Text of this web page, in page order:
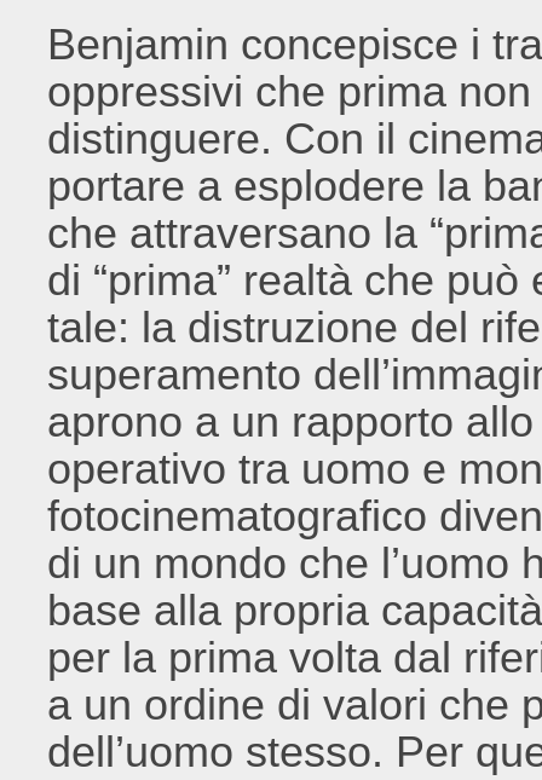
Benjamin concepisce i
oppressivi che prima
distinguere. Con il
portare a esplodere la
che attraversano la
di “prima” realtà che
tale: la distruzione del
superamento
aprono a un rapporto
operativo tra uomo e
fotocinematografico
di un mondo che l’uomo
base alla propria
per la prima volta dal
a un ordine di valori che
dell’uomo stesso. Per